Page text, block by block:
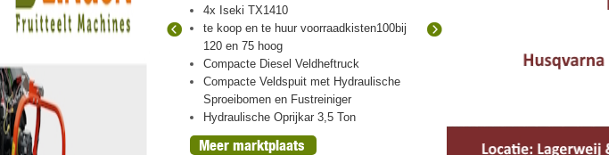
met
oogst 2026
4x Iseki TX1410
te koop en te huur voorraadkisten100bij
120 en 75 hoog
Compacte Diesel Veldheftruck
Compacte Veldspuit met Hydraulische
Sproeibomen en Fustreiniger
Hydraulische Oprijkar 3,5 Ton
Meer marktplaats